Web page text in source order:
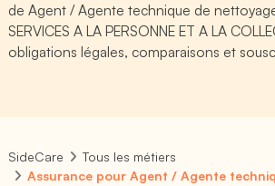
de Agent / Agente technique de
SERVICES A LA PERSONNE ET A LA
obligations légales, comparaisons et
SideCare
Tous les métiers
Assurance pour Agent / Agente